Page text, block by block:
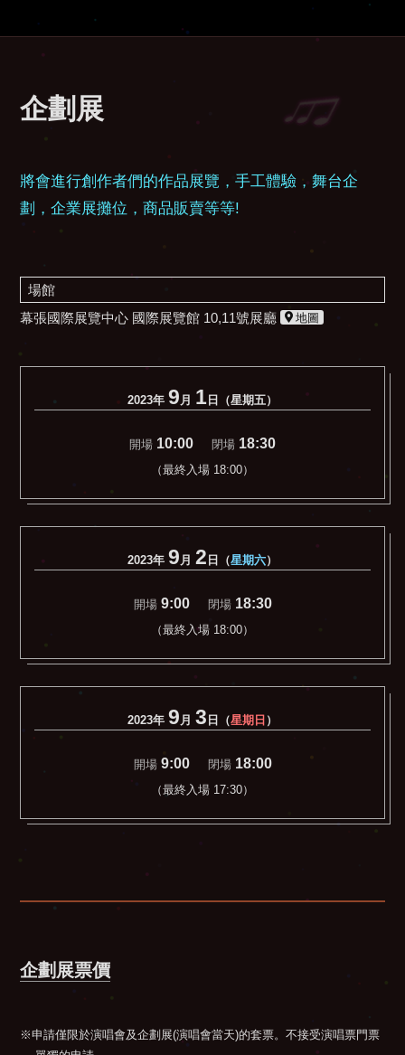
企劃展
將會進行創作者們的作品展覽，手工體驗，舞台企
劃，企業展攤位，商品販賣等等!
場館
幕張國際展覽中心 國際展覽館 10,11號展廳
地圖
2023年 9 月 1 日（星期五）
開場 10:00 閉場 18:30
（最終入場 18:00）
2023年 9 月 2 日（星期六）
開場9:00 閉場18:30
（最終入場 18:00）
2023年 9 月 3 日（星期日 ）
開場9:00 閉場18:00
（最終入場 17:30）
企劃展票價
※申請僅限於演唱會及企劃展(演唱會當天)的套票。不接受演唱票門票